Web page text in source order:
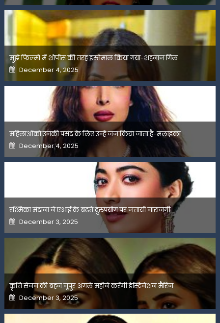
मुझे फिल्मों में शोपीस की तरह इस्तेमाल किया गया-शहनाज गिल
Posted
on
December 4, 2025
महिलाओंको उनकी पसंद के लिए उन्हें जज किया जाता है-मलाइका
Posted
on
December 4, 2025
रश्मिका मंदाना ने एआई के बढ़ते दुरुपयोग पर जतायी नाराजगी
Posted
on
December 3, 2025
कृति सेनन की बहन नूपुर अगले महीने करेंगी डेस्टिनेशन मैरिज
Posted
on
December 3, 2025